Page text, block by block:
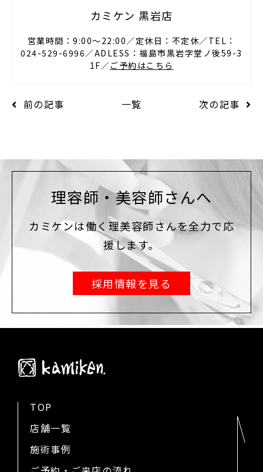
カミケン 黒岩店
営業時間：9:00〜22:00／定休日：不定休／TEL：
024-529-6996／ADLESS：福島市黒岩字堂ノ後59-3
1F／ご予約はこちら
前の記事 一覧 次の記事
理容師・美容師さんへ
カミケンは働く理美容師さんを全力で応
援します。
採用情報を見る
TOP
店舗一覧
施術事例